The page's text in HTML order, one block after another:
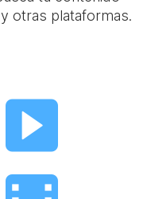
otras plataformas.